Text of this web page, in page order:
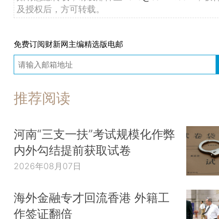
及授权后，方可转载。
免费订阅财新网主编精选版电邮
推荐阅读
河南“三支一扶”考试规模化作弊
内外勾结提前获取试卷
2026年08月07日
海外金融专才回流香港 外籍工
作签证翻倍